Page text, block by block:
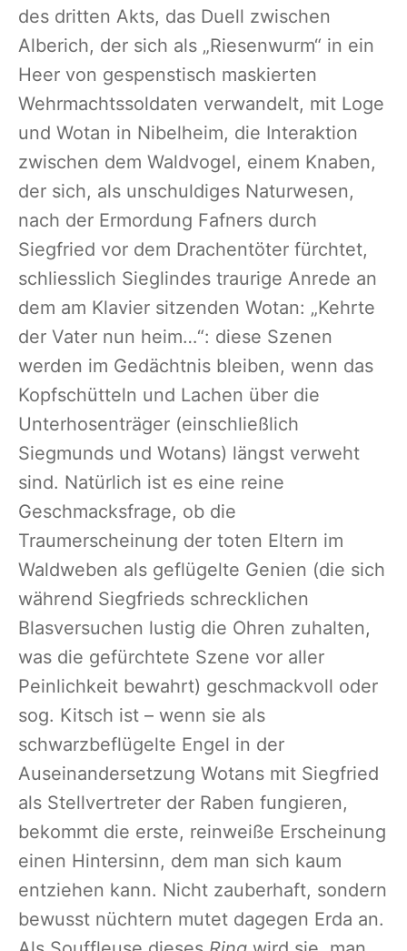
des dritten Akts, das Duell zwischen
Alberich, der sich als „Riesenwurm“ in ein
Heer von gespenstisch maskierten
Wehrmachtssoldaten verwandelt, mit Loge
und Wotan in Nibelheim, die Interaktion
zwischen dem Waldvogel, einem Knaben,
der sich, als unschuldiges Naturwesen,
nach der Ermordung Fafners durch
Siegfried vor dem Drachentöter fürchtet,
schliesslich Sieglindes traurige Anrede an
dem am Klavier sitzenden Wotan: „Kehrte
der Vater nun heim…“: diese Szenen
werden im Gedächtnis bleiben, wenn das
Kopfschütteln und Lachen über die
Unterhosenträger (einschließlich
Siegmunds und Wotans) längst verweht
sind. Natürlich ist es eine reine
Geschmacksfrage, ob die
Traumerscheinung der toten Eltern im
Waldweben als geflügelte Genien (die sich
während Siegfrieds schrecklichen
Blasversuchen lustig die Ohren zuhalten,
was die gefürchtete Szene vor aller
Peinlichkeit bewahrt) geschmackvoll oder
sog. Kitsch ist – wenn sie als
schwarzbeflügelte Engel in der
Auseinandersetzung Wotans mit Siegfried
als Stellvertreter der Raben fungieren,
bekommt die erste, reinweiße Erscheinung
einen Hintersinn, dem man sich kaum
entziehen kann. Nicht zauberhaft, sondern
bewusst nüchtern mutet dagegen Erda an.